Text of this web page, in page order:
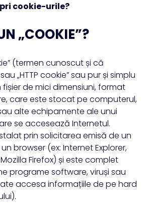
cookie-urile?
„COOKIE”?
(termen cunoscut și că
„HTTP cookie” sau pur și simplu
fișier de mici dimensiuni, format
care este stocat pe computerul,
alte echipamente ale unui
se accesează Internetul.
prin solicitarea emisă de un
browser (ex: Internet Explorer,
Firefox) și este complet
programe software, viruși sau
accesa informațiile de pe hard